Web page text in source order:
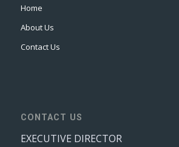
Home
About Us
Contact Us
CONTACT US
EXECUTIVE DIRECTOR